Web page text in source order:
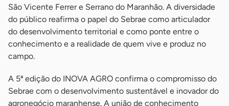
São Vicente Ferrer e Serrano do Maranhão. A diversidade
do público reafirma o papel do Sebrae como articulador
do desenvolvimento territorial e como ponte entre o
conhecimento e a realidade de quem vive e produz no
campo.
A 5ª edição do INOVA AGRO confirma o compromisso do
Sebrae com o desenvolvimento sustentável e inovador do
agronegócio maranhense. A união de conhecimento